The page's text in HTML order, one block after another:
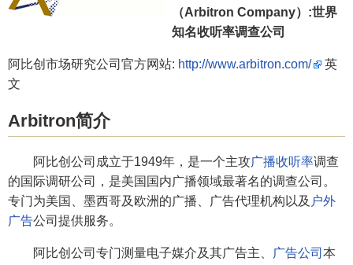
（Arbitron Company）:世界
知名收听率调查公司
阿比创市场研究公司官方网站: http://www.arbitron.com/
英
文
Arbitron简介
阿比创公司成立于1949年，是一个主攻广播收听率调查
的国际调研公司，是美国国内广播领域最著名的调查公司。
专门为美国、墨西哥及欧洲的广播、广告代理机构以及 户外
广告公司提供服务。
阿比创公司专门测量电子媒介及其广告主、 广告公司 本